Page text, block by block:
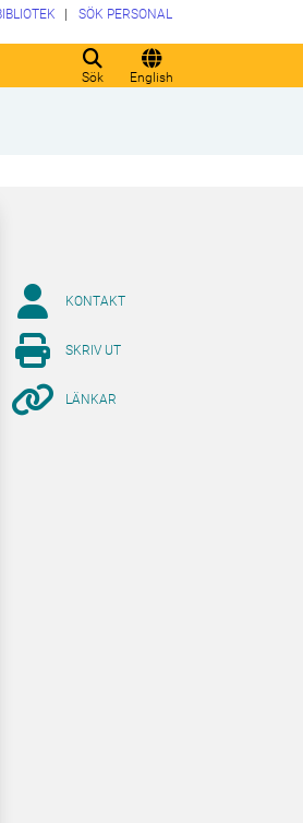
Sök English
SÖK PERSONAL
KONTAKT
SKRIV UT
LÄNKAR